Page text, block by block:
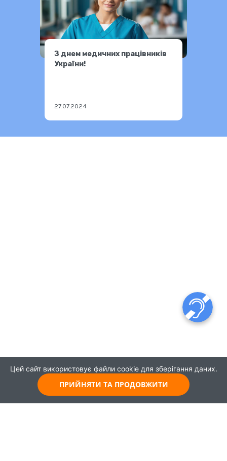
З днем медичних працівників
України!
27.07.2024
Цей сайт використовує файли cookie для зберігання даних.
ПРИЙНЯТИ ТА ПРОДОВЖИТИ